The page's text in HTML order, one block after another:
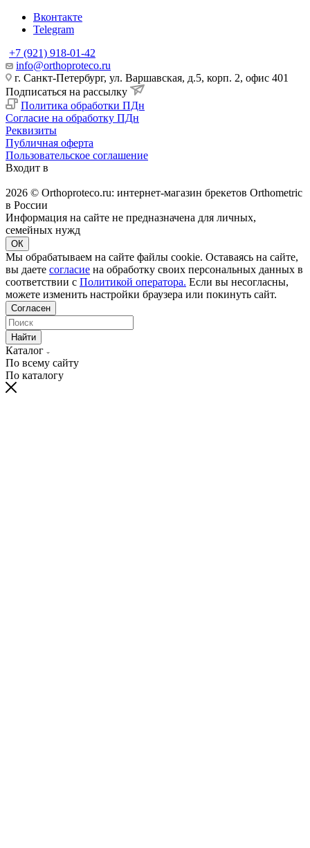
Вконтакте
Telegram
+7 (921) 918-01-42
info@orthoproteco.ru
г. Санкт-Петербург, ул. Варшавская, д.5, корп. 2, офис 401
Подписаться на рассылку
Политика обработки ПДн
Согласие на обработку ПДн
Реквизиты
Публичная оферта
Пользовательское соглашение
Входит в
2026 © Orthoproteco.ru: интернет-магазин брекетов Orthometric
в России
Информация на сайте не предназначена для личных,
семейных нужд
ОК
Мы обрабатываем на сайте файлы cookie. Оставаясь на сайте,
вы даете согласие на обработку своих персональных данных в
соответствии с Политикой оператора. Если вы несогласны,
можете изменить настройки браузера или покинуть сайт.
Согласен
Найти
Каталог
По всему сайту
По каталогу